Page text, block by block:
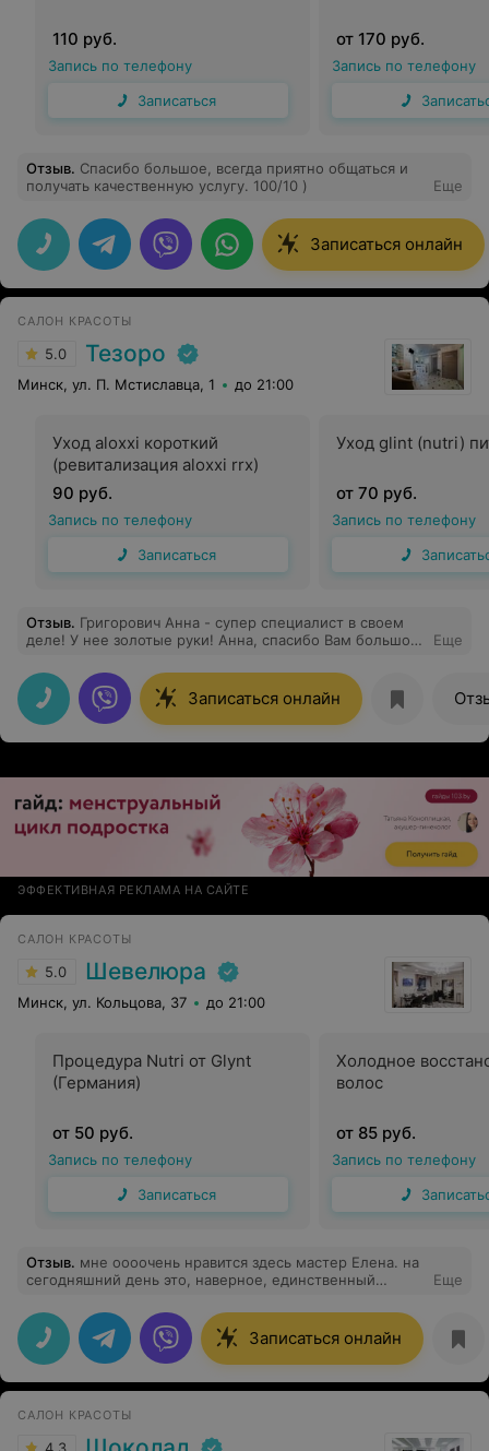
110 руб.
Запись по телефону
Записаться
от 170 руб.
Запись по телефону
Отзыв. Спасибо большое, всегда приятно общаться и
получать качественную услугу. 100/10 )
Еще
Записаться онлайн
САЛОН КРАСОТЫ
5.0 Тезоро
Минск, ул. П. Мстиславца, 1 до 21:00
Уход aloxxi короткий
(ревитализация aloxxi rrx)
90 руб.
Запись по телефону
Записаться
Уход glint (nutri)
от 70 руб.
Запись по телефону
Отзыв. Григорович Анна - супер специалист в своем
деле! У нее золотые руки! Анна, спасибо Вам большое
Еще
Записаться онлайн
ЭФФЕКТИВНАЯ РЕКЛАМА НА САЙТЕ
САЛОН КРАСОТЫ
5.0 Шевелюра
Минск, ул. Кольцова, 37 до 21:00
Процедура Nutri от Glynt
(Германия)
от 50 руб.
Запись по телефону
Записаться
Холодное
волос
от 85 руб.
Запись по телефону
Отзыв. мне оооочень нравится здесь мастер Елена. на
сегодняшний день это, наверное, единственный
стрижку! мастер на все 100 и просто приятный
человек. если попадете к ней-уверена, что не
пожалеете
Еще
Записаться онлайн
САЛОН КРАСОТЫ